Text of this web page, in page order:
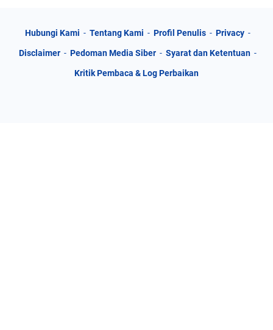
Hubungi Kami Tentang Kami Profil Penulis Privacy
Disclaimer Pedoman Media Siber Syarat dan Ketentuan
Kritik Pembaca & Log Perbaikan